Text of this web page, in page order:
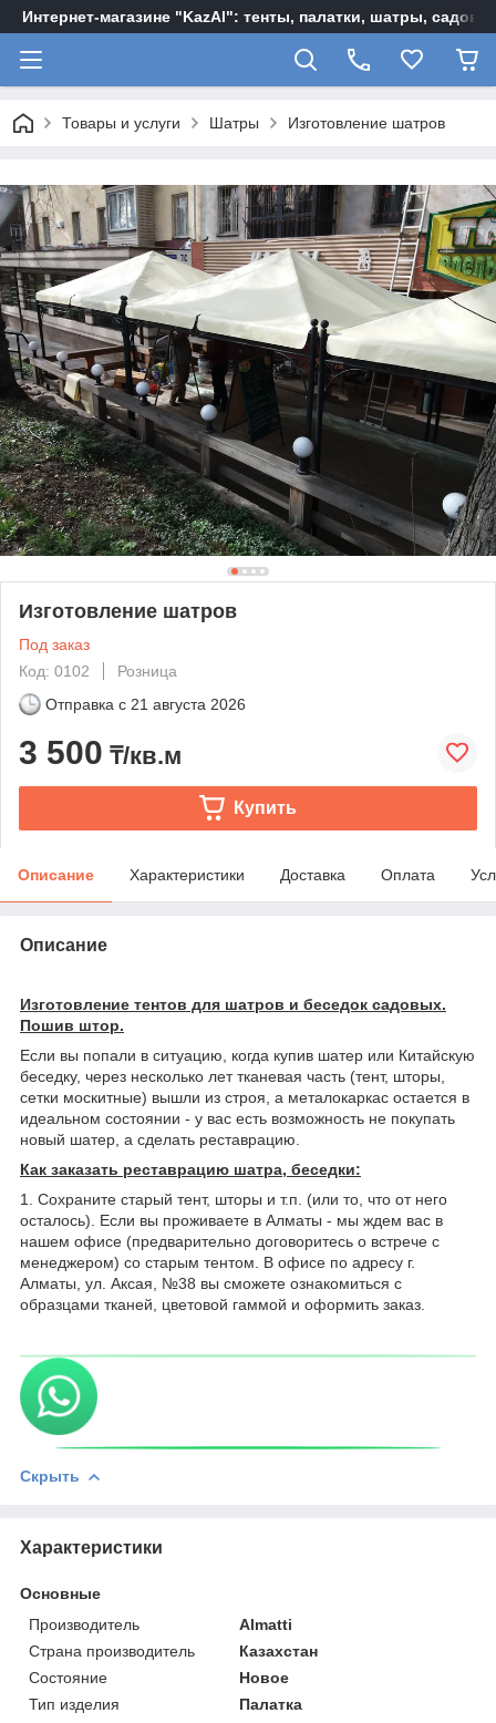
Интернет-магазине "KazAl": тенты, палатки, шатры,
Товары и услуги Шатры Изготовление шатров
Изготовление шатров
Под заказ
Код: 0102
Розница
Отправка с 21 августа 2026
3 500 ₸/кв.м
Купить
Описание Характеристики Доставка Оплата
Описание
Изготовление тентов для шатров и беседок садовых.
Пошив штор.
Если вы попали в ситуацию, когда купив шатер или Китайскую
беседку, через несколько лет тканевая часть (тент, шторы,
сетки москитные) вышли из строя, а металокаркас остается в
идеальном состоянии - у вас есть возможность не покупать
новый шатер, а сделать реставрацию.
Как заказать реставрацию шатра, беседки:
1. Сохраните старый тент, шторы и т.п. (или то, что от него
осталось). Если вы проживаете в Алматы - мы ждем вас в
нашем офисе (предварительно договоритесь о встрече с
менеджером) со старым тентом. В офисе по адресу г.
Алматы, ул. Аксая, №38 вы сможете ознакомиться с
образцами тканей, цветовой гаммой и оформить заказ.
Скрыть
Характеристики
Основные
Производитель
Almatti
Страна производитель
Казахстан
Состояние
Новое
Тип изделия
Палатка